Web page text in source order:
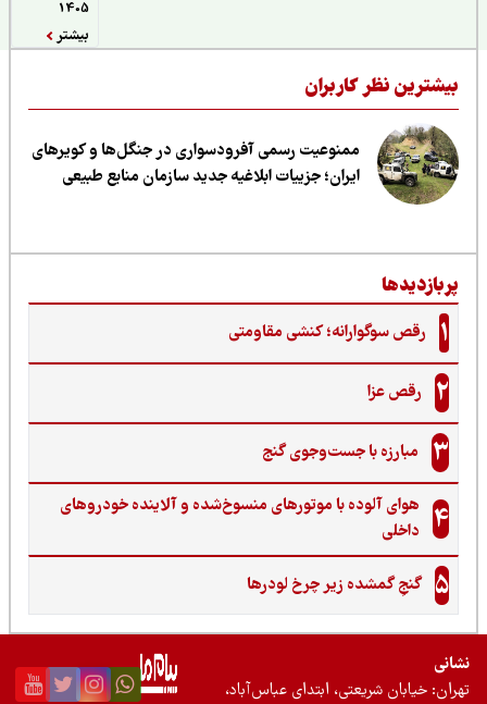
نظر کاربران
ممنوعیت رسمی آفرودسواری در جنگل‌ها و کویرهای
ایران؛ جزییات ابلاغیه جدید سازمان منابع طبیعی
رقص سوگوارانه؛ کنشی مقاومتی
رقص عزا
مبارزه با جست‌وجوی گنج‌
هوای آلوده با موتورهای منسوخ‌شده و آلاینده خودروهای
داخلی
گنجِ گمشده زیر چرخ لودرها
خیابان شریعتی، ابتدای عباس‌آباد،